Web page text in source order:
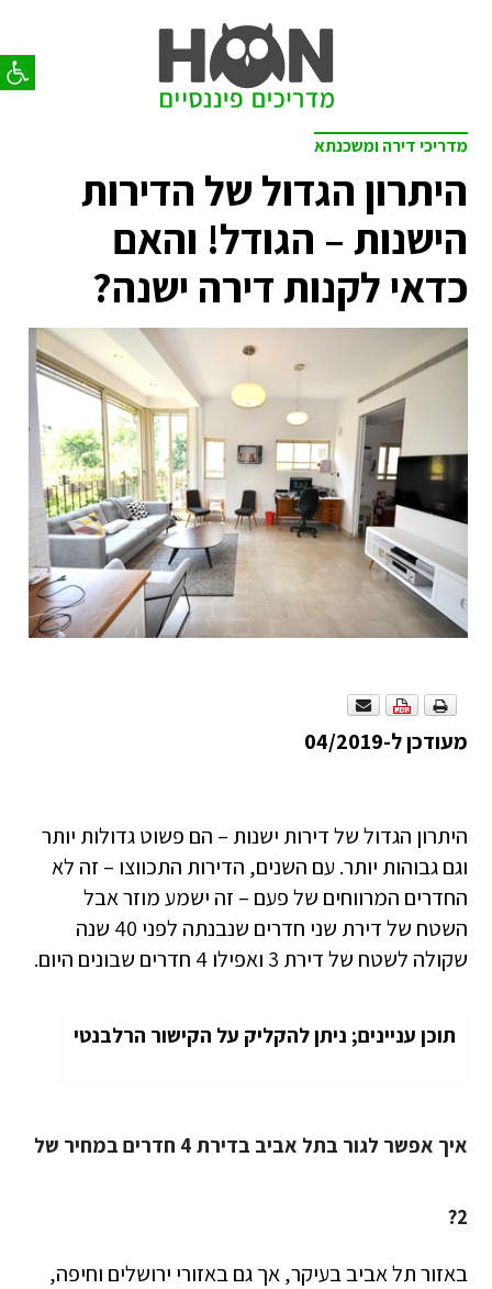
פתח
מדריכי דירה ומשכנתא
היתרון הגדול של הדירות
הישנות – הגודל! והאם
כדאי לקנות דירה ישנה?
מעודכן ל-04/2019
היתרון הגדול של דירות ישנות – הם פשוט גדולות יותר
וגם גבוהות יותר. עם השנים, הדירות התכווצו – זה לא
החדרים המרווחים של פעם – זה ישמע מוזר אבל
השטח של דירת שני חדרים שנבנתה לפני 40 שנה
שקולה לשטח של דירת 3 ואפילו 4 חדרים שבונים היום.
תוכן עניינים; ניתן להקליק על הקישור הרלבנטי
איך אפשר לגור בתל אביב בדירת 4 חדרים במחיר של
2?
באזור תל אביב בעיקר, אך גם באזורי ירושלים וחיפה,